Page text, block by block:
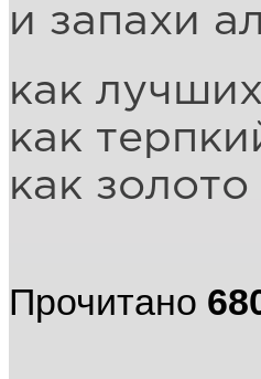
и запахи
как
как
как
Прочитано